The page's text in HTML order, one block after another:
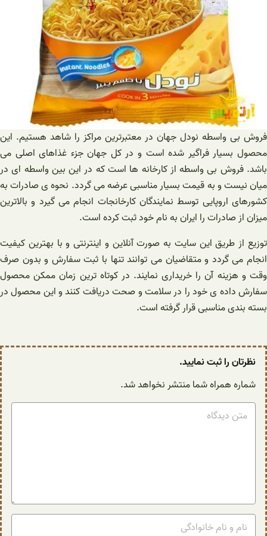
فروش بی واسطه نودل جهان در معتبرترین مراکز را شاهد هستیم. این
محصول بسیار فراگیر شده است و در کل جهان جزء غذاهای اصلی می
باشد. فروش بی واسطه از کارخانه ها است که در این بین واسطه ای در
میان نیست و به قیمت بسیار مناسبی عرضه می گردد. نحوه ی صادرات به
کشورهای اروپایی توسط نمایندگان کارخانجات انجام می گیرد و بالاترین
میزان از صادرات را ایران به نام خود ثبت کرده است.
توزیع از طریق این سایت به صورت آنلاین و اینترنتی و با بهترین کیفیت
انجام می گردد و متقاضیان می توانند تنها با ثبت سفارش و بدون صرف
وقت و هزینه آن را خریداری نمایند. در کوتاه ترین زمان ممکن محصول
سفارش داده ی خود را در سلامت و صحت دریافت کنند و این محصول در
بسته بندی مناسبی قرار گرفته است.
نظرتان را ثبت نمایید.
شماره همراه شما منتشر نخواهد شد.